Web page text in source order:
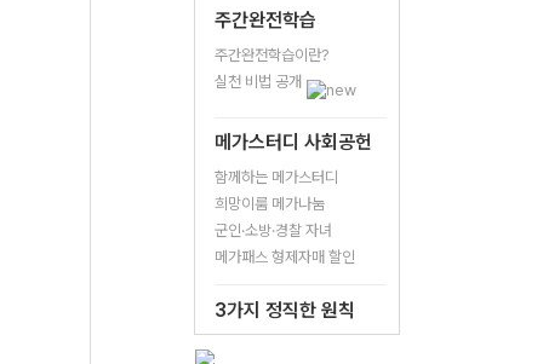
주간완전학습
주간완전학습이란?
실천 비법 공개
메가스터디 사회공헌
함께하는 메가스터디
희망이룸 메가나눔
군인·소방·경찰 자녀
메가패스 형제자매 할인
3가지 정직한 원칙